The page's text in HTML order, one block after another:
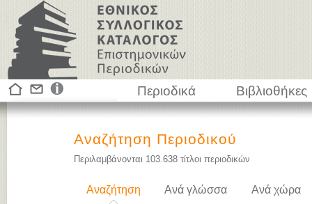
Περιοδικά Βιβλιοθήκες
Αναζήτηση Περιοδικού
Περιλαμβάνονται 103.638 τίτλοι περιοδικών
Αναζήτηση Ανά γλώσσα Ανά χώρα